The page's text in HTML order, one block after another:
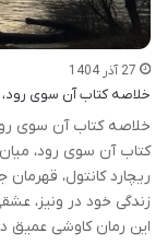
27 آذر 1404
خلاصه کتاب آن سوی
خلاصه کتاب آن سوی
کتاب آن سوی رود،
ریچارد کانتول،
زندگی خود در ونیز،
این رمان کاوشی